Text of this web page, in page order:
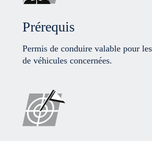
Prérequis
Permis de conduire valable pour
de véhicules concernées.